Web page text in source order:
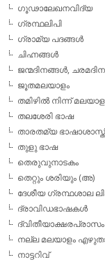
ഗൂഢാലേഖനവിദ്യ
ഗ്രന്ഥലിപി
ഗ്രാമ്യ പദങ്ങള്‍
ചിഹ്നങ്ങള്‍
ജന്മദിനങ്ങള്‍,
ജൂതമലയാളം
തമിഴില്‍ നിന്ന്
തലശേരി ഭാഷ
താരതമ്യ
തുളു ഭാഷ
തെരുവുനാടകം
തെറ്റും ശരിയും (അ)
ദേശീയ ഗ്രന്ഥശാല
ദ്രാവിഡഭാഷകള്‍
ദ്വിതീയാക്ഷരപ്രാസം
നല്ല മലയാളം
നാട്ടറിവ്